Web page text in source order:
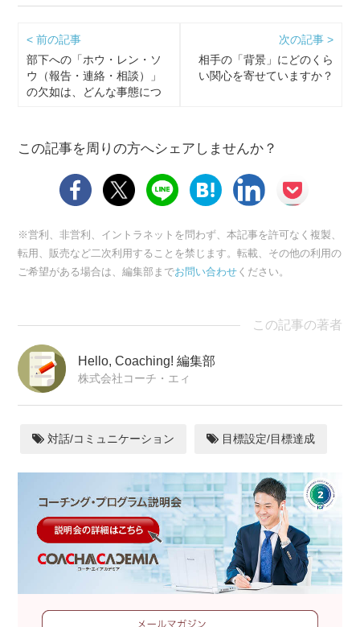
< 前の記事
部下への「ホウ・レン・ソ
ウ（報告・連絡・相談）」
の欠如は、どんな事態につ
次の記事 >
相手の「背景」にどのくら
い関心を寄せていますか？
この記事を周りの方へシェアしませんか？
※営利、非営利、イントラネットを問わず、本記事を許可なく複製、
転用、販売など二次利用することを禁じます。転載、その他の利用の
ご希望がある場合は、編集部までお問い合わせ ください。
この記事の著者
Hello, Coaching! 編集部
株式会社コーチ・エィ
対話/コミュニケーション 目標設定/目標達成